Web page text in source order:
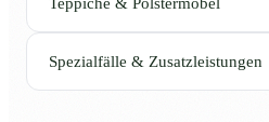
Spezialfälle & Zusatzleistungen